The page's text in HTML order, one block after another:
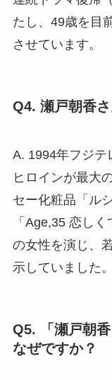
たし、49歳を目
させています。
Q4. 瀬戸朝香
A. 1994年フジテ
ヒロインが最大
セー化粧品「ル
「Age,35 恋し
の女性を演じ、
示していました。
Q5. 「瀬戸朝
なぜですか？